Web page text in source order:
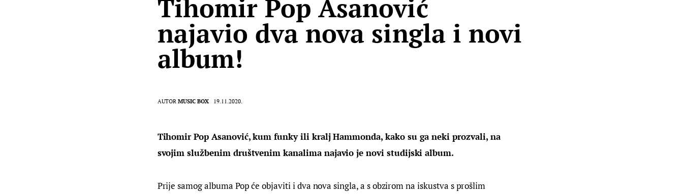
Tihomir Pop Asanović
najavio dva nova singla i novi
album!
AUTOR MUSIC BOX 19.11.2020.
Tihomir Pop Asanović, kum funky ili kralj Hammonda, kako su ga neki prozvali, na
svojim službenim društvenim kanalima najavio je novi studijski album.
Prije samog albuma Pop će objaviti i dva nova singla, a s obzirom na iskustva s prošlim